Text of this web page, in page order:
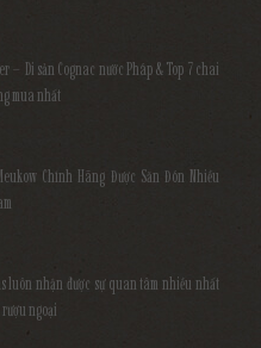
– Di sản Cognac nước Pháp & Top 7 chai
mua nhất
Chính Hãng Được Săn Đón Nhiều
luôn nhận được sự quan tâm nhiều nhất
ngoại